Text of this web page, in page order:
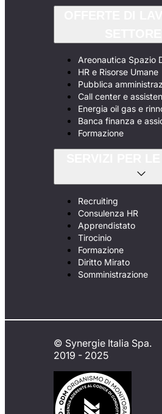
Areonautica Spazio
HR e Risorse Umane
Pubblica
Call center e
Energia oil gas e
Banca finanza e
Formazione
Recruiting
Consulenza HR
Apprendistato
Tirocinio
Formazione
Diritto Mirato
Somministrazione
© Synergie Italia Spa.
2019 - 2025